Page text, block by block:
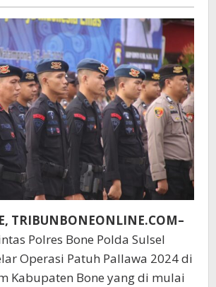
2024,
Ini
Pesan
Danyon
Ichsan
TRIBUNBONEONLINE.COM–
Polres Bone Polda Sulsel
Operasi Patuh Pallawa 2024 di
Kabupaten Bone yang di mulai